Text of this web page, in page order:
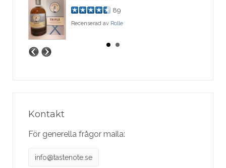
89
Recenserad av Rolle
Kontakt
För generella frågor maila:
info@tastenote.se